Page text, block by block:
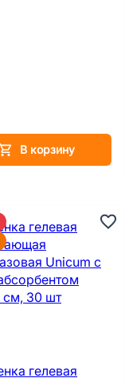
В корзину